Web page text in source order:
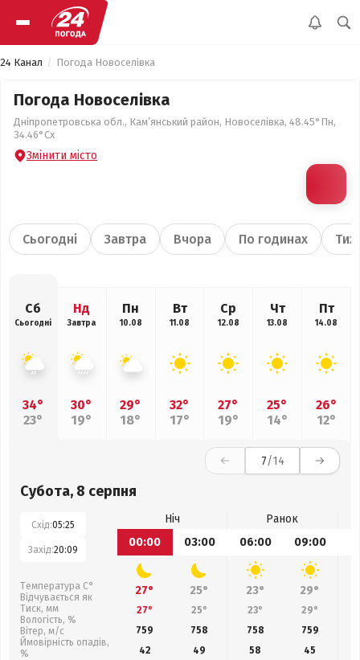
24 Канал Погода Новоселівка
Погода Новоселівка
Дніпропетровська обл., Кам’янський район, Новоселівка, 48.45°Пн,
34.46°Сх
Змінити місто
Сьогодні Завтра Вчора По годинах
Сб
Сьогодні
34°
23°
Нд
Завтра
30°
19°
Пн
10.08
29°
18°
Вт
11.08
32°
17°
Ср
12.08
27°
19°
Чт
13.08
25°
14°
Пт
14.08
26°
12°
7/14
Субота, 8 серпня
Схід:05:25
Захід:20:09
Температура С°
Відчувається як
Тиск, мм
Вологість, %
Вітер, м/с
Ймовірність опадів,
%
Ніч
Ранок
00:00
03:00 06:00 09:00
27° 25° 23° 29°
27° 25° 23° 29°
759
758 758 759
42
49 58 45